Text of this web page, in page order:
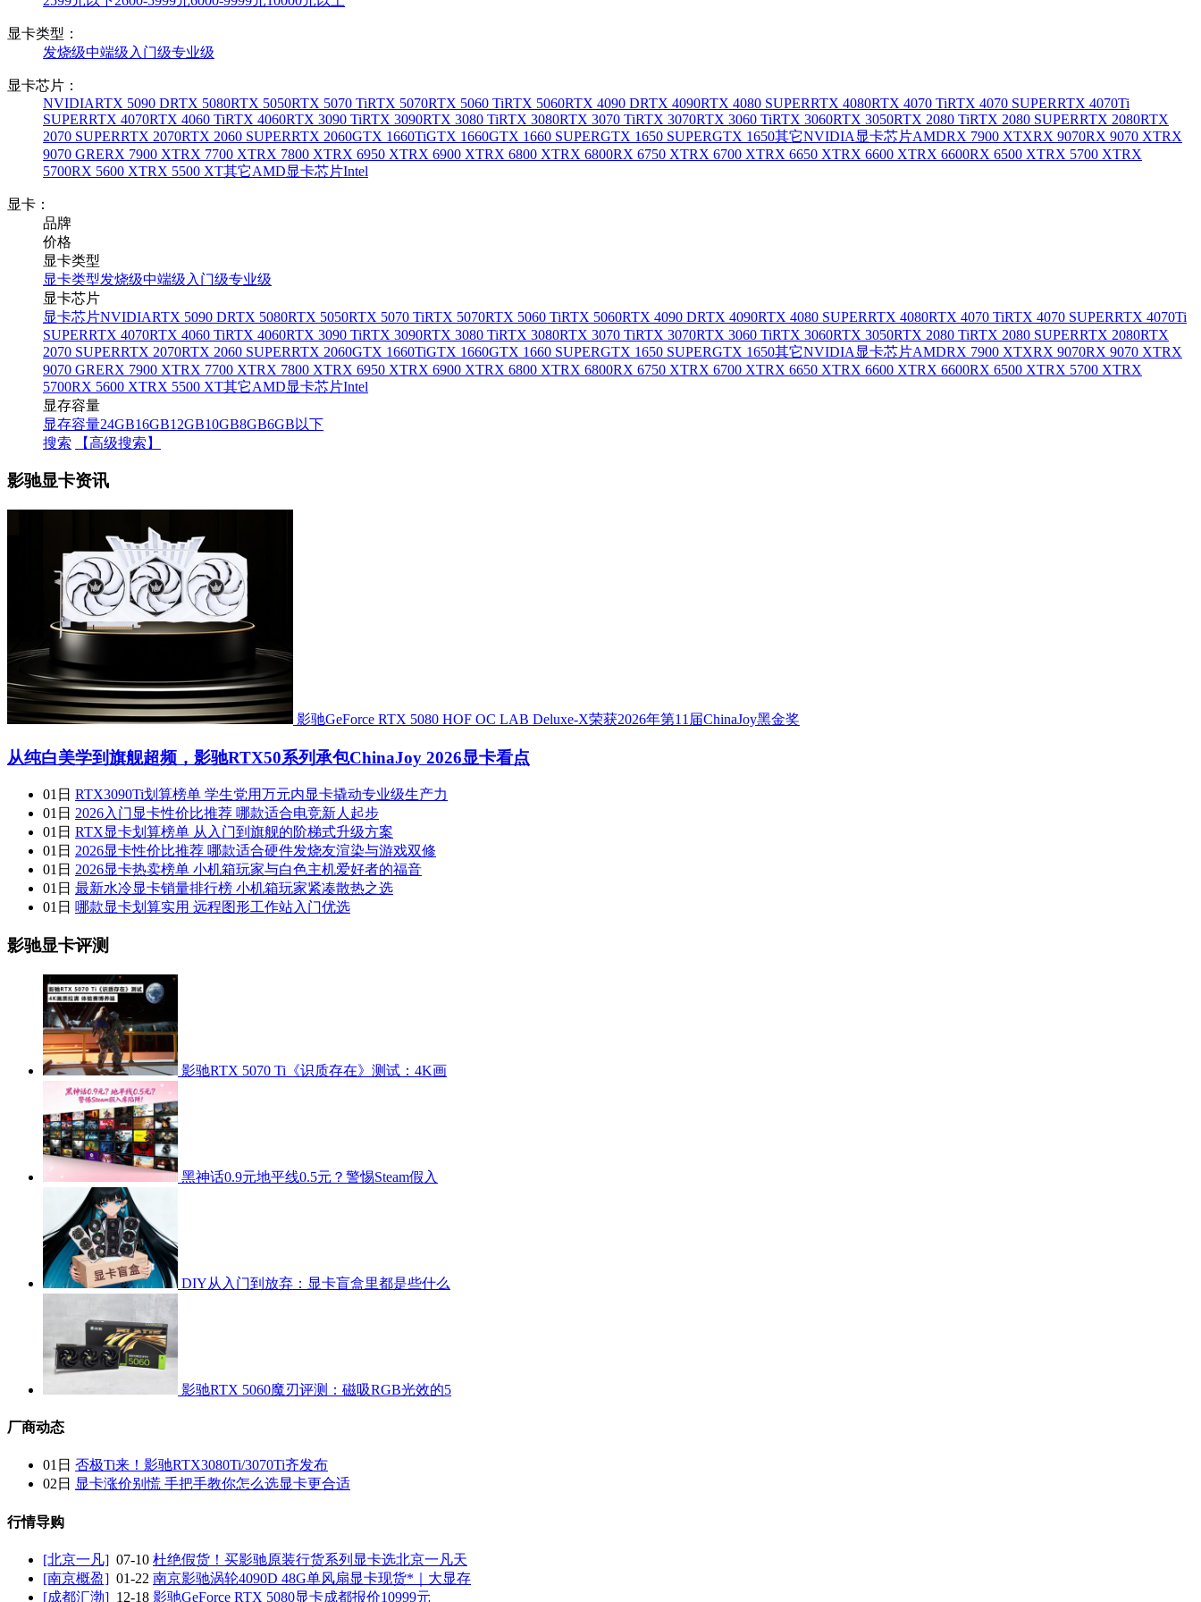
显卡类型：
发烧级中端级 入门级专业级
显卡芯片：
NVIDIARTX 5090 DRTX 5080RTX 5050RTX 5070 TiRTX 5070RTX 5060 TiRTX 5060RTX 4090 DRTX 4090RTX 4080 SUPERRTX 4080RTX 4070 TiRTX 4070 SUPERRTX 4070Ti
SUPERRTX 4070RTX 4060 TiRTX 4060RTX 3090 TiRTX 3090RTX 3080 TiRTX 3080RTX 3070 TiRTX 3070RTX 3060 TiRTX 3060RTX 3050RTX 2080 TiRTX 2080 SUPERRTX 2080RTX
2070 SUPERRTX 2070RTX 2060 SUPERRTX 2060GTX 1660TiGTX 1660GTX 1660 SUPERGTX 1650 SUPERGTX 1650其它NVIDIA显卡芯片AMDRX 7900 XTXRX 9070RX 9070 XTRX
9070 GRERX 7900 XTRX 7700 XTRX 7800 XTRX 6950 XTRX 6900 XTRX 6800 XTRX 6800RX 6750 XTRX 6700 XTRX 6650 XTRX 6600 XTRX 6600RX 6500 XTRX 5700 XTRX
5700RX 5600 XTRX 5500 XT其它AMD显卡芯片Intel
显卡：
品牌
价格
显卡类型
显卡类型发烧级中端级 入门级专业级
显卡芯片
显卡芯片NVIDIARTX 5090 DRTX 5080RTX 5050RTX 5070 TiRTX 5070RTX 5060 TiRTX 5060RTX 4090 DRTX 4090RTX 4080 SUPERRTX 4080RTX 4070 TiRTX 4070 SUPERRTX 4070Ti
SUPERRTX 4070RTX 4060 TiRTX 4060RTX 3090 TiRTX 3090RTX 3080 TiRTX 3080RTX 3070 TiRTX 3070RTX 3060 TiRTX 3060RTX 3050RTX 2080 TiRTX 2080 SUPERRTX 2080RTX
2070 SUPERRTX 2070RTX 2060 SUPERRTX 2060GTX 1660TiGTX 1660GTX 1660 SUPERGTX 1650 SUPERGTX 1650其它NVIDIA显卡芯片AMDRX 7900 XTXRX 9070RX 9070 XTRX
9070 GRERX 7900 XTRX 7700 XTRX 7800 XTRX 6950 XTRX 6900 XTRX 6800 XTRX 6800RX 6750 XTRX 6700 XTRX 6650 XTRX 6600 XTRX 6600RX 6500 XTRX 5700 XTRX
5700RX 5600 XTRX 5500 XT其它AMD显卡芯片Intel
显存容量
显存容量24GB16GB12GB10GB8GB6GB以下
搜索
【高级搜索】
影驰显卡资讯
影驰GeForce RTX 5080 HOF OC LAB Deluxe-X荣获2026年第11届ChinaJoy黑金奖
从纯白美学到旗舰超频，影驰RTX50系列承包ChinaJoy 2026显卡看点
01日 RTX3090Ti划算榜单 学生党用万元内显卡撬动专业级生产力
01日 2026入门显卡性价比推荐 哪款适合电竞新人起步
01日 RTX显卡划算榜单 从入门到旗舰的阶梯式升级方案
01日 2026显卡性价比推荐 哪款适合硬件发烧友渲染与游戏双修
01日 2026显卡热卖榜单 小机箱玩家与白色主机爱好者的福音
01日 最新水冷显卡销量排行榜 小机箱玩家紧凑散热之选
01日 哪款显卡划算实用 远程图形工作站入门优选
影驰显卡评测
影驰RTX 5070 Ti《识质存在》测试：4K画
黑神话0.9元地平线0.5元？警惕Steam假入
DIY从入门到放弃：显卡盲盒里都是些什么
影驰RTX 5060魔刃评测：磁吸RGB光效的5
厂商动态
01日 否极Ti来！影驰RTX3080Ti/3070Ti齐发布
02日 显卡涨价别慌 手把手教你怎么选显卡更合适
行情导购
[北京一凡] 07-10 杜绝假货！买影驰原装行货系列显卡选北京一凡天
[南京概盈] 01-22 南京影驰涡轮4090D 48G单风扇显卡现货*｜大显存
[成都汇渤] 12-18 影驰GeForce RTX 5080显卡成都报价10999元